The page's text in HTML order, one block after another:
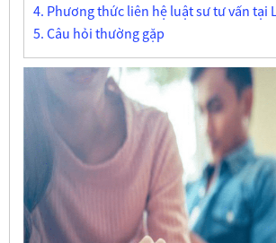
4. Phương thức liên hệ luật sư tư vấn tại
5. Câu hỏi thường gặp